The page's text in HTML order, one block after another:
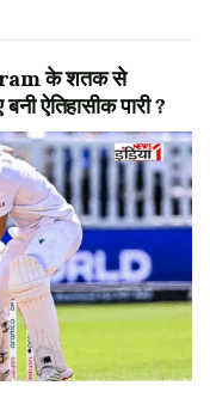
के शतक से
ऐतिहासीक पारी ?